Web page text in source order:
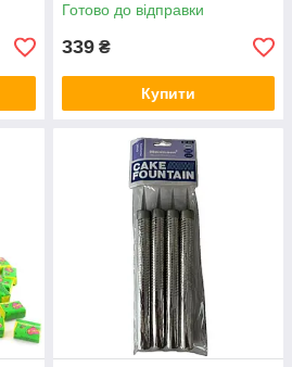
Готово до відправки
339 ₴
Купити